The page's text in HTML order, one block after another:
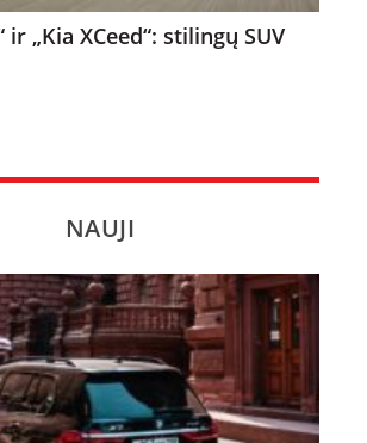
ir „Kia XCeed“: stilingų SUV
NAUJI